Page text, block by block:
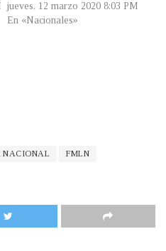
jueves, 12 marzo 2020 8:03 PM
En «Nacionales»
NACIONAL FMLN